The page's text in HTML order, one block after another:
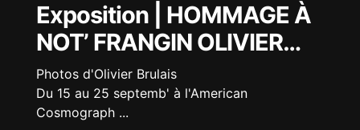
Exposition | HOMMAGE À
NOT’ FRANGIN OLIVIER…
Photos d'Olivier Brulais
Du 15 au 25 septemb' à l'American
Cosmograph ...